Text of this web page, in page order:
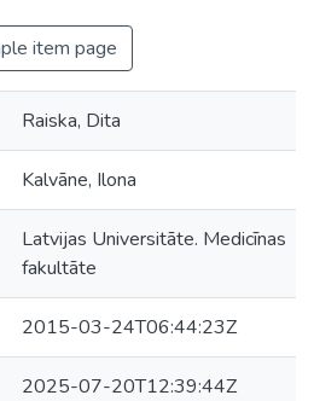
item page
Raiska, Dita
Kalvāne, Ilona
Latvijas Universitāte. Medicīnas
fakultāte
2015-03-24T06:44:23Z
2025-07-20T12:39:44Z